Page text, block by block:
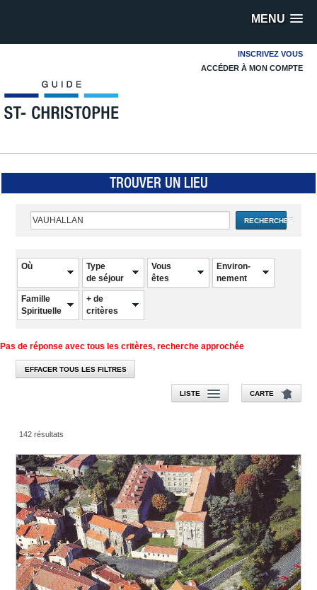
MENU
INSCRIVEZ VOUS
ACCÉDER À MON COMPTE
TROUVER UN LIEU
RECHERCHER
Où
Type
de séjour
Vous
êtes
Environ-
nement
Famille
Spirituelle
+ de
critères
Pas de réponse avec tous les critères, recherche approchée
EFFACER TOUS LES FILTRES
LISTE CARTE
142 résultats